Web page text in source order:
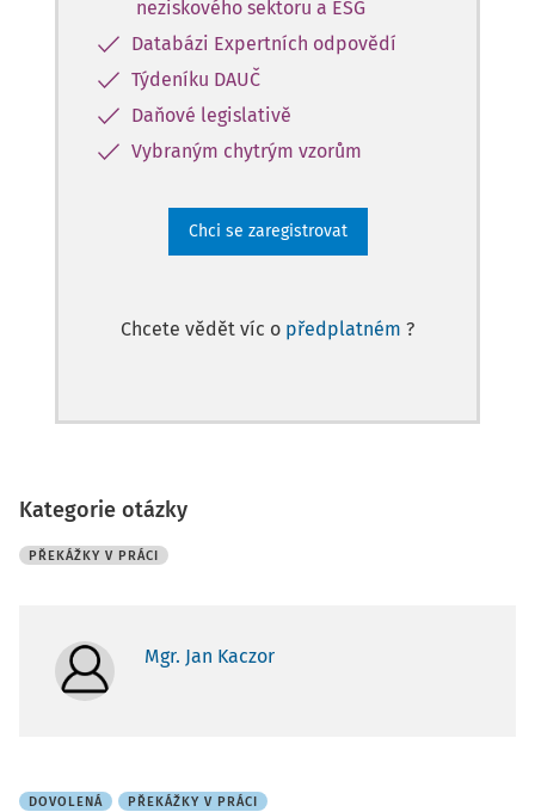
neziskového sektoru a ESG
Databázi Expertních odpovědí
Týdeníku DAUČ
Daňové legislativě
Vybraným chytrým vzorům
Chci se zaregistrovat
Chcete vědět víc o předplatném ?
Kategorie otázky
PŘEKÁŽKY V PRÁCI
Mgr. Jan Kaczor
DOVOLENÁ
PŘEKÁŽKY V PRÁCI